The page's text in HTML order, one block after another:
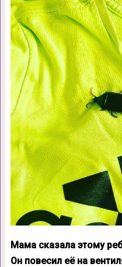
Мама сказала этому
Он повесил её на